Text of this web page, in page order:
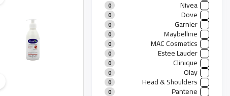
Digital Products
0 Nivea
0
Dove
0
Garnier
0
Maybelline
0
MAC Cosmetics
0
Estee Lauder
0
Clinique
0
Olay
0
Head & Shoulders
0
Pantene
0